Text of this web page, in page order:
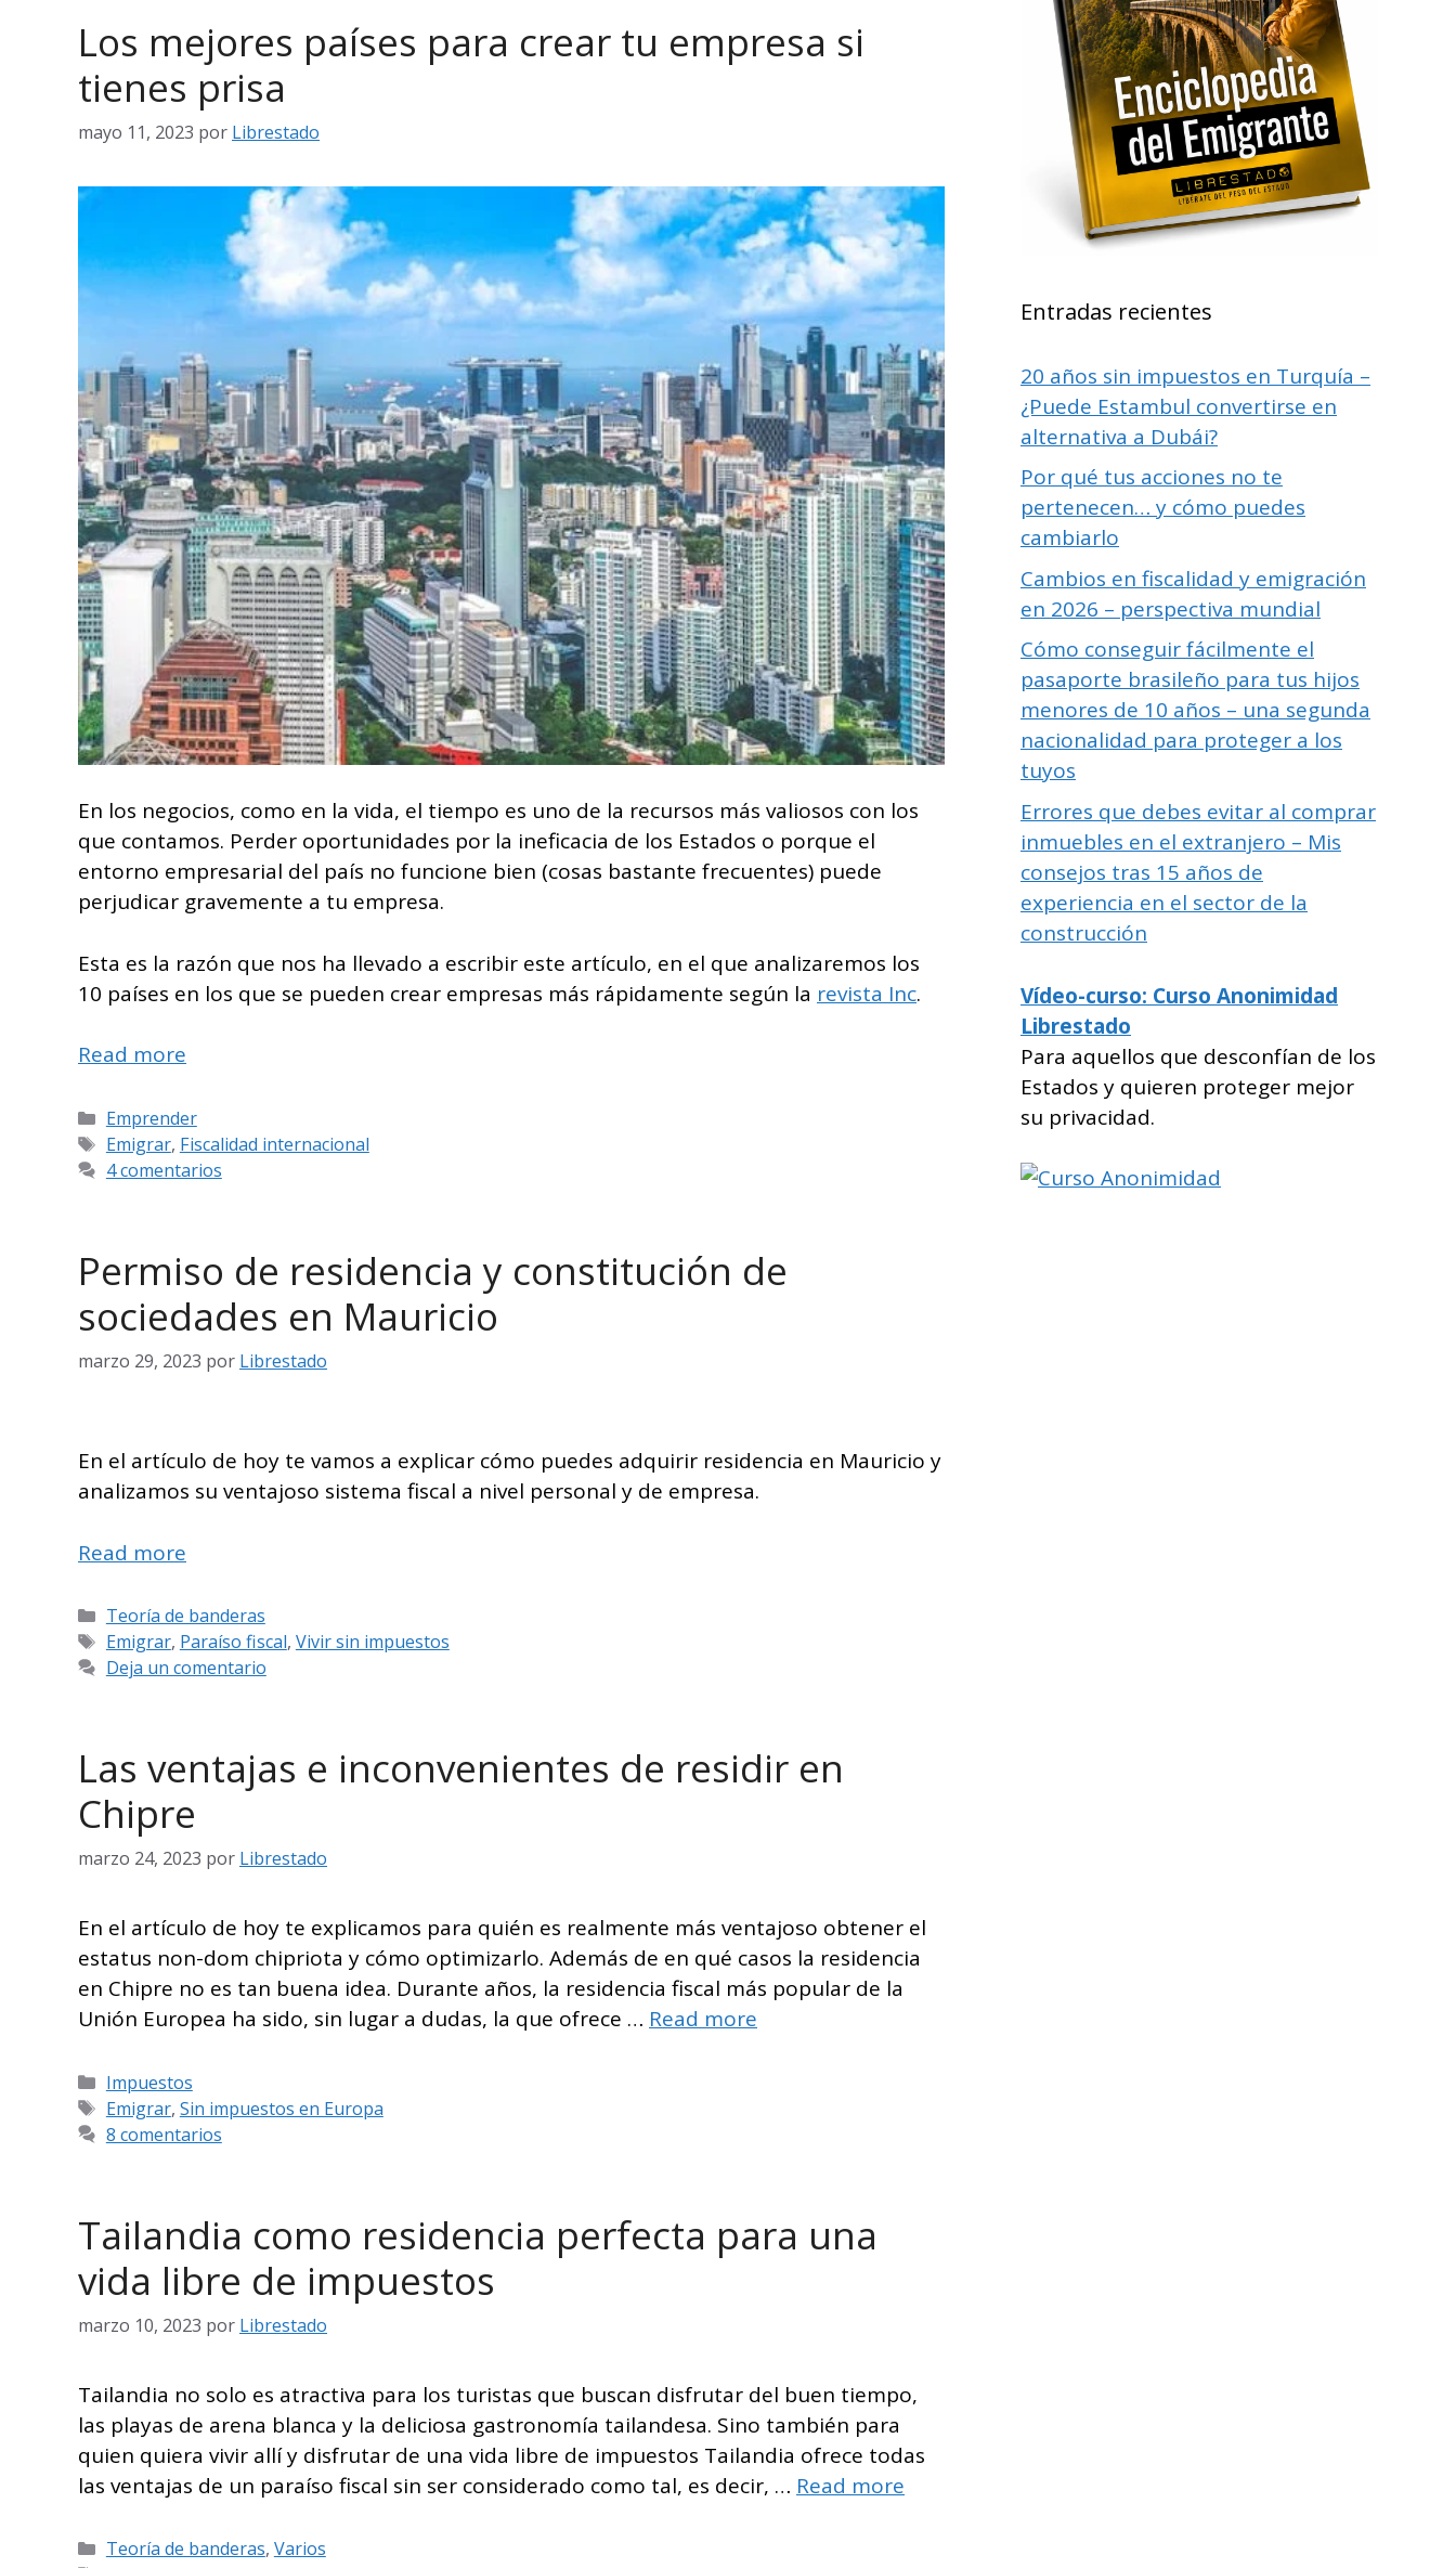
Los mejores países para crear tu empresa si
tienes prisa
mayo 11, 2023 por Librestado
En los negocios, como en la vida, el tiempo es uno de la recursos más valiosos con los
que contamos. Perder oportunidades por la ineficacia de los Estados o porque el
entorno empresarial del país no funcione bien (cosas bastante frecuentes) puede
perjudicar gravemente a tu empresa.
Esta es la razón que nos ha llevado a escribir este artículo, en el que analizaremos los
10 países en los que se pueden crear empresas más rápidamente según la revista Inc.
Read more
Categorías
Emprender
Etiquetas
Emigrar, Fiscalidad internacional
4 comentarios
Permiso de residencia y constitución de
sociedades en Mauricio
marzo 29, 2023 por Librestado
En el artículo de hoy te vamos a explicar cómo puedes adquirir residencia en Mauricio y
analizamos su ventajoso sistema fiscal a nivel personal y de empresa.
Read more
Categorías
Teoría de banderas
Etiquetas
Emigrar, Paraíso fiscal, Vivir sin impuestos
Deja un comentario
Las ventajas e inconvenientes de residir en
Chipre
marzo 24, 2023 por Librestado
En el artículo de hoy te explicamos para quién es realmente más ventajoso obtener el
estatus non-dom chipriota y cómo optimizarlo. Además de en qué casos la residencia
en Chipre no es tan buena idea. Durante años, la residencia fiscal más popular de la
Unión Europea ha sido, sin lugar a dudas, la que ofrece … Read more
Categorías
Impuestos
Etiquetas
Emigrar, Sin impuestos en Europa
8 comentarios
Tailandia como residencia perfecta para una
vida libre de impuestos
marzo 10, 2023 por Librestado
Tailandia no solo es atractiva para los turistas que buscan disfrutar del buen tiempo,
las playas de arena blanca y la deliciosa gastronomía tailandesa. Sino también para
quien quiera vivir allí y disfrutar de una vida libre de impuestos Tailandia ofrece todas
las ventajas de un paraíso fiscal sin ser considerado como tal, es decir, … Read more
Categorías
Teoría de banderas, Varios
Entradas recientes
20 años sin impuestos en Turquía –
¿Puede Estambul convertirse en
alternativa a Dubái?
Por qué tus acciones no te
pertenecen… y cómo puedes
cambiarlo
Cambios en fiscalidad y emigración
en 2026 – perspectiva mundial
Cómo conseguir fácilmente el
pasaporte brasileño para tus hijos
menores de 10 años – una segunda
nacionalidad para proteger a los
tuyos
Errores que debes evitar al comprar
inmuebles en el extranjero – Mis
consejos tras 15 años de
experiencia en el sector de la
construcción
Vídeo-curso: Curso Anonimidad
Librestado
Para aquellos que desconfían de los
Estados y quieren proteger mejor
su privacidad.